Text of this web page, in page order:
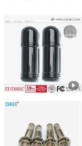
porte industrielle
Zuden Technology
Guangdong, China
Yueqing Chuxi
Zhejiang, China